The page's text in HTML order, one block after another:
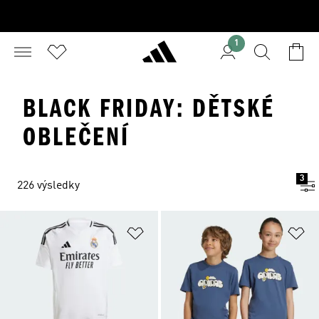
1
BLACK FRIDAY: DĚTSKÉ
OBLEČENÍ
226 výsledky
3
Přidat do seznamu přání